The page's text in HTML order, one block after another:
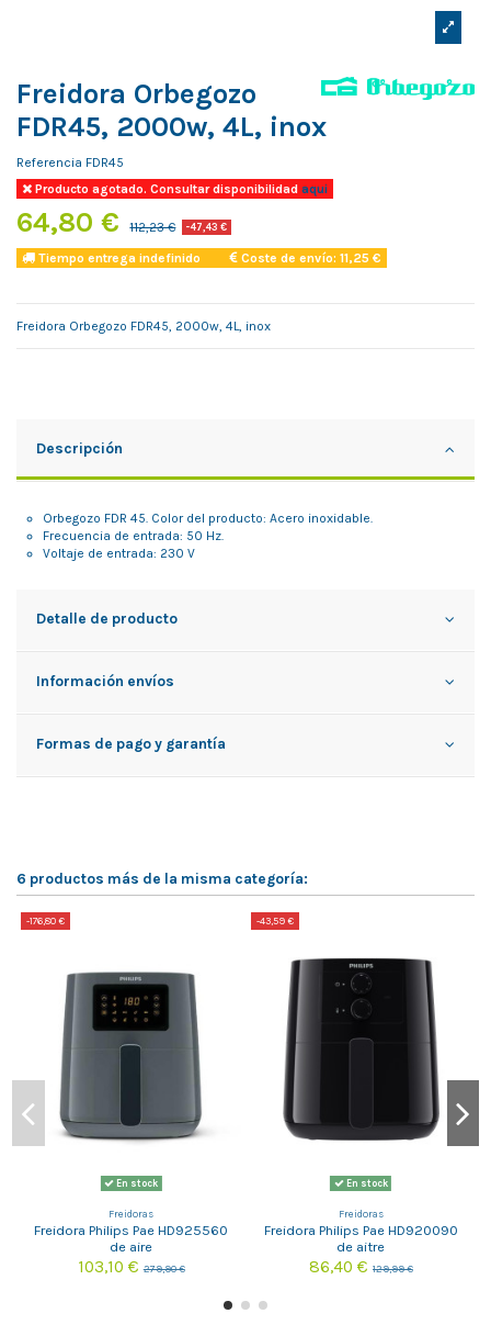
Freidora Orbegozo
FDR45, 2000w, 4L, inox
Referencia FDR45
Producto agotado. Consultar disponibilidadaqui
64,80 € 112,23 € -47,43 €
Tiempo entrega indefinido Coste de envío: 11,25 €
Freidora Orbegozo FDR45, 2000w, 4L, inox
Descripción
Orbegozo FDR 45. Color del producto: Acero inoxidable.
Frecuencia de entrada: 50 Hz.
Voltaje de entrada: 230 V
Detalle de producto
Información envíos
Formas de pago y garantía
6 productos más de la misma categoría:
-176,80 €
En stock
Freidoras
Freidora Philips Pae HD925560
de aire
103,10 €279,90 €
-43,59 €
En stock
Freidoras
Freidora Philips Pae HD920090
de aitre
86,40 € 129,99 €